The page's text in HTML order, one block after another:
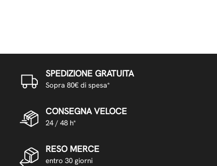
SPEDIZIONE GRATUITA
Sopra 80€ di spesa*
CONSEGNA VELOCE
24 / 48 h*
RESO MERCE
entro 30 giorni